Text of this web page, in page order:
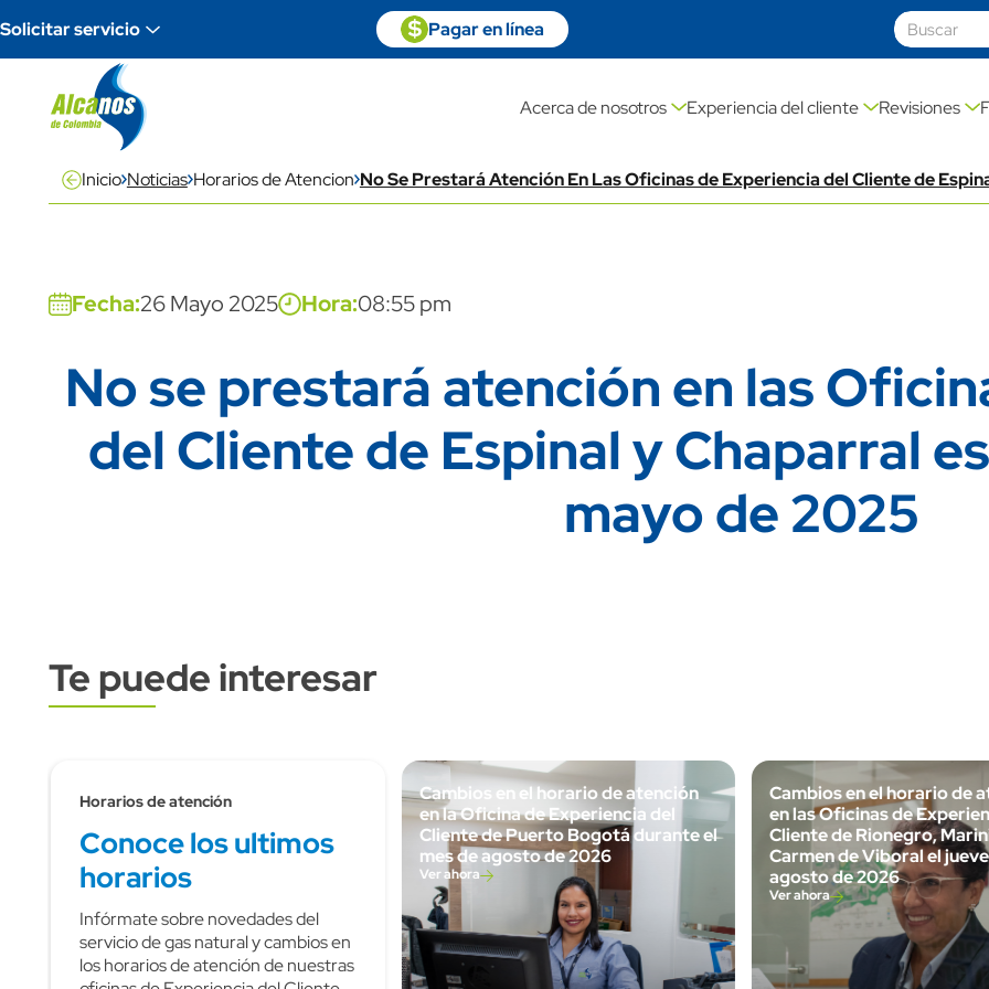
Solicitar servicio
Paga en linea
icon
Imagen
description link
Pagar en línea
Acerca de nosotros Experiencia del cliente Revisiones
Inicio Noticias Horarios de Atencion No Se Prestará Atención En Las Oficinas de Experiencia del Cliente de
Fecha:26 Mayo 2025 Hora:08:55 pm
TitleNo se prestará atención en las
del Cliente de Espinal y Chaparral
mayo de 2025
Subtitulo
Te puede interesar
Horarios de atención
Conoce los ultimos
horarios
Infórmate sobre novedades del
servicio de gas natural y cambios en
los horarios de atención de nuestras
Cambios en el horario de atención
en la Oficina de Experiencia del
Cliente de Puerto Bogotá durante el
mes de agosto de 2026
Ver ahora
Cambios en el horario de
en las Oficinas de
Cliente de Rionegro,
Carmen de Viboral el
agosto de 2026
Ver ahora